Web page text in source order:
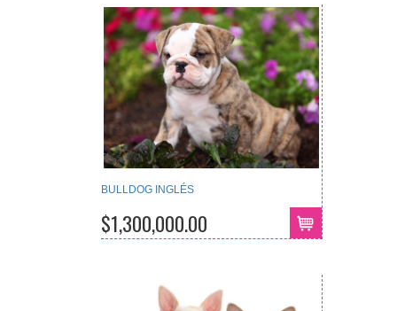
BULLDOG INGLÉS
$1,300,000.00